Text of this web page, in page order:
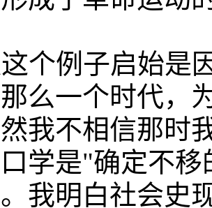
个例子启始是
么一个时代，
我不相信那时
学是"确定不
我明白社会史